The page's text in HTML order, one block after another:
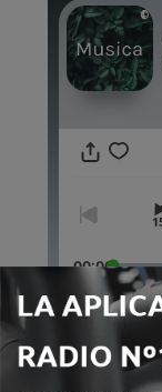
00:00
Episodios